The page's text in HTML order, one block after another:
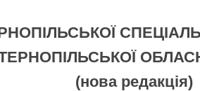
(нова редакція)